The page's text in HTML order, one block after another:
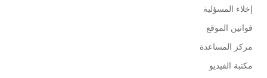
إخلاء المسؤلية
قوانين الموقع
مركز المساعدة
مكتبة الفيديو